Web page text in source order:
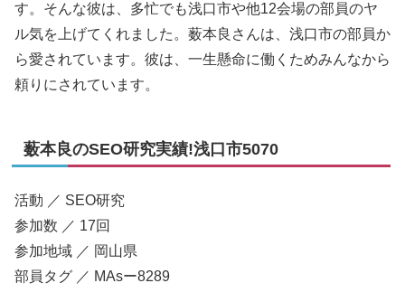
す。そんな彼は、多忙でも浅口市や他12会場の部員のヤ
ル気を上げてくれました。薮本良さんは、浅口市の部員か
ら愛されています。彼は、一生懸命に働くためみんなから
頼りにされています。
薮本良のSEO研究実績!浅口市5070
活動 ／ SEO研究
参加数 ／ 17回
参加地域 ／ 岡山県
部員タグ ／ MAsー8289